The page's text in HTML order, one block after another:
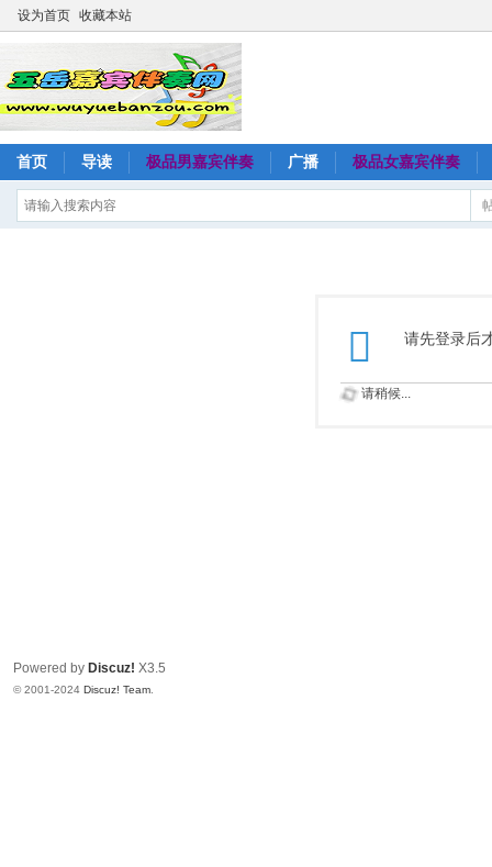
设为首页 收藏本站
首页 导读 极品男嘉宾伴奏 广播 极品女嘉宾伴奏
请先登录后
请稍候...
Powered by Discuz! X3.5
© 2001-2024 Discuz! Team